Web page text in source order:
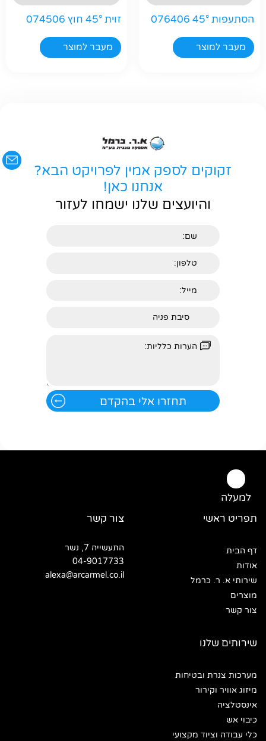
חפשו באתר
הסתעפות 45° 076406
מעבר למוצר
זוית 45° חוץ 074506
מעבר למוצר
זקוקים לספק אמין לפרויקט הבא?
אנחנו כאן!
והיועצים שלנו ישמחו לעזור
למעלה
תפריט ראשי
דף הבית
אודות
שירותי א. ר. כרמל
מוצרים
צור קשר
שירותים שלנו
מערכות צנרת ובטיחות
מיזוג אוויר וקירור
אינסטלציה
כיבוי אש
כלי עבודה וציוד מקצועי
צור קשר
התעשייה 7, נשר
04-9017733
alexa@arcarmel.co.il